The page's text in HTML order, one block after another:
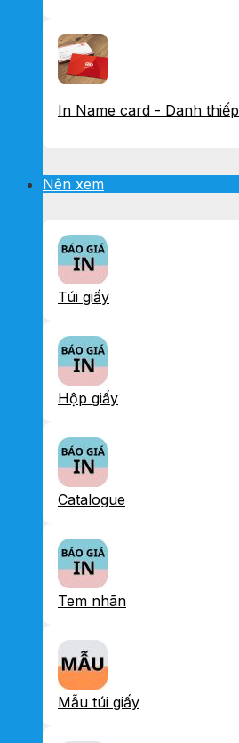
In Name card - Danh thiếp
Nên xem
Túi giấy
Hộp giấy
Catalogue
Tem nhãn
Mẫu túi giấy